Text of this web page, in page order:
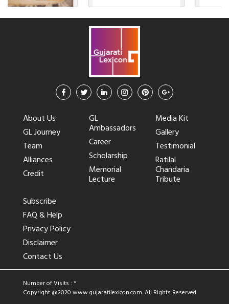
About Us
GL Journey
Team
Alliances
Credit
GL
Ambassadors
Career
Scholarship
Memorial
Lecture
Media Kit
Gallery
Testimonial
Ratilal
Chandaria
Tribute
Subscribe
FAQ & Help
Privacy Policy
Disclaimer
Contact Us
Number of Visits : *
Copyright @2020 www.gujaratilexicon.com. All Rights Reserved